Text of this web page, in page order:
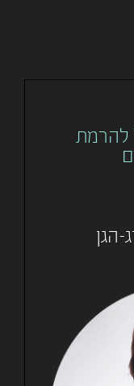
להרמת
הגן